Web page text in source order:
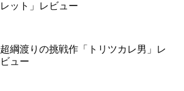
レット」レビュー
超綱渡りの挑戦作「トリツカレ男」レ
ビュー